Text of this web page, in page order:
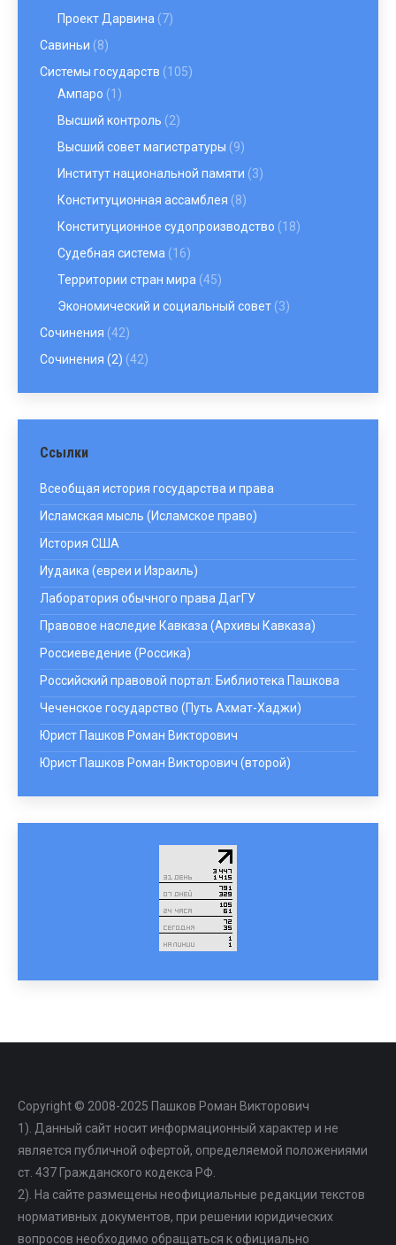
Проект Дарвина (7)
Савиньи (8)
Системы государств (105)
Ампаро (1)
Высший контроль (2)
Высший совет магистратуры (9)
Институт национальной памяти (3)
Конституционная ассамблея (8)
Конституционное судопроизводство (18)
Судебная система (16)
Территории стран мира (45)
Экономический и социальный совет (3)
Сочинения (42)
Сочинения (2) (42)
Ссылки
Всеобщая история государства и права
Исламская мысль (Исламское право)
История США
Иудаика (евреи и Израиль)
Лаборатория обычного права ДагГУ
Правовое наследие Кавказа (Архивы Кавказа)
Россиеведение (Россика)
Российский правовой портал: Библиотека Пашкова
Чеченское государство (Путь Ахмат-Хаджи)
Юрист Пашков Роман Викторович
Юрист Пашков Роман Викторович (второй)
Copyright © 2008-2025 Пашков Роман Викторович
1). Данный сайт носит информационный характер и не
является публичной офертой, определяемой положениями
ст. 437 Гражданского кодекса РФ.
2). На сайте размещены неофициальные редакции текстов
нормативных документов, при решении юридических
вопросов необходимо обращаться к официально